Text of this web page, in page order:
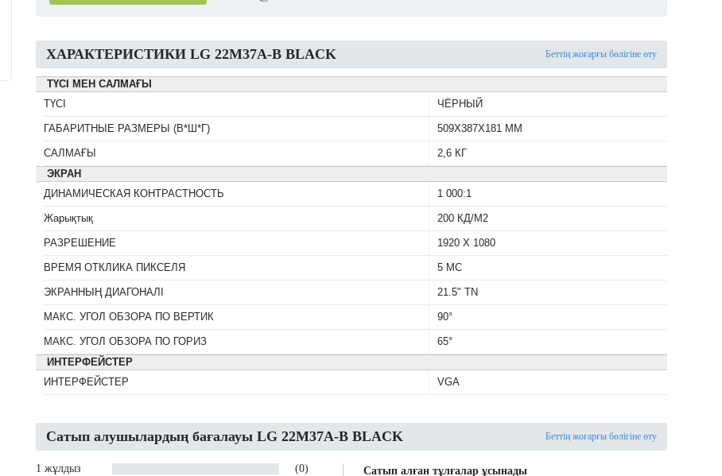
ХАРАКТЕРИСТИКИ LG 22M37A-B BLACK Беттің жоғарғы бөлігіне өту
ТҮСІ МЕН САЛМАҒЫ
ТҮСІ
ЧЁРНЫЙ
ГАБАРИТНЫЕ РАЗМЕРЫ (В*Ш*Г) 509X387X181 ММ
САЛМАҒЫ
2,6 КГ
ЭКРАН
ДИНАМИЧЕСКАЯ КОНТРАСТНОСТЬ
1 000:1
Жарықтық 200 КД/М2
РАЗРЕШЕНИЕ 1920 X 1080
ВРЕМЯ ОТКЛИКА ПИКСЕЛЯ 5 МС
ЭКРАННЫҢ ДИАГОНАЛІ 21.5" TN
МАКС. УГОЛ ОБЗОРА ПО ВЕРТИК 90°
МАКС. УГОЛ ОБЗОРА ПО ГОРИЗ
65°
ИНТЕРФЕЙСТЕР
ИНТЕРФЕЙСТЕР
VGA
Сатып алушылардың бағалауы LG 22M37A-B BLACK Беттің жоғарғы бөлігіне өту
1 жұлдыз
(0)
Сатып алған тұлғалар ұсынады